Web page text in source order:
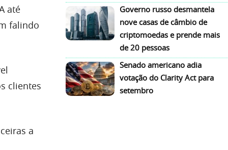
até
falindo
clientes
a
Governo russo desmantela
nove casas de câmbio de
criptomoedas e prende mais
de 20 pessoas
Senado americano adia
votação do Clarity Act para
setembro